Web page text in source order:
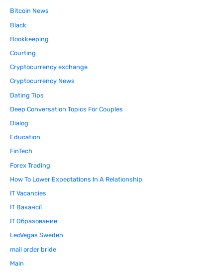
Bitcoin News
Black
Bookkeeping
Courting
Cryptocurrency exchange
Cryptocurrency News
Dating Tips
Deep Conversation Topics For Couples
Dialog
Education
FinTech
Forex Trading
How To Lower Expectations In A Relationship
IT Vacancies
IT Вакансії
IT Образование
LeoVegas Sweden
mail order bride
Main